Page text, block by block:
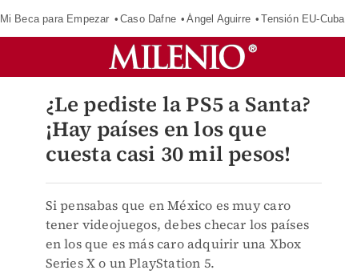
Mi Beca para Empezar Caso Dafne Ángel Aguirre Tensión EU-Cuba
¿Le pediste la PS5 a Santa?
¡Hay países en los que
cuesta casi 30 mil pesos!
Si pensabas que en México es muy caro
tener videojuegos, debes checar los países
en los que es más caro adquirir una Xbox
Series X o un PlayStation 5.